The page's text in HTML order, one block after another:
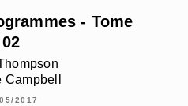
- Tome
02
Campbell
2017